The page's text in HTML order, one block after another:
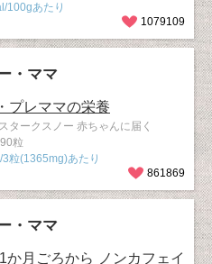
100gあたり
1079109
・ママ
プレママの栄養
タークスノー 赤ちゃんに届く
粒
粒(1365mg)あたり
861869
・ママ
1か月ごろから
ノンカフェイ